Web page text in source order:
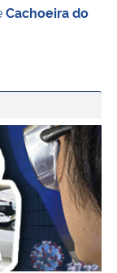
Cachoeira do
às